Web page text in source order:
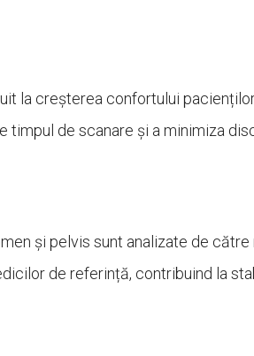
la creșterea confortului
timpul de scanare și a minimiza
și pelvis sunt analizate de
de referință, contribuind la